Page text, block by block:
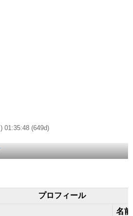
01:35:48 (649d)
プロフィール
名前